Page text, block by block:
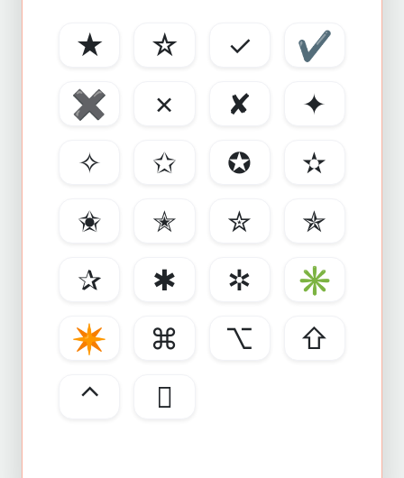
★ ☆ ✓
✔
✖
✗ ✘
✦
✧
✩ ✪
✫
✬
✭ ✮
✯
✰
✱ ✲
✳
✴
⌘ ⌥
⇧
⌃
